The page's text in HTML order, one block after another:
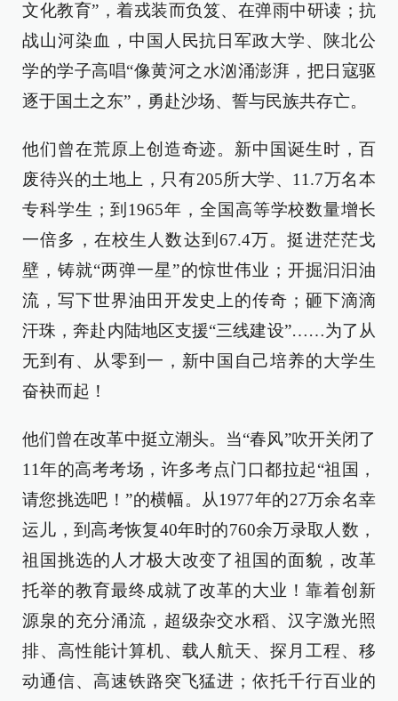
文化教育”，着戎装而负笈、在弹雨中研读；抗
战山河染血，中国人民抗日军政大学、陕北公
学的学子高唱“像黄河之水汹涌澎湃，把日寇驱
逐于国土之东”，勇赴沙场、誓与民族共存亡。
他们曾在荒原上创造奇迹。新中国诞生时，百
废待兴的土地上，只有205所大学、11.7万名本
专科学生；到1965年，全国高等学校数量增长
一倍多，在校生人数达到67.4万。挺进茫茫戈
壁，铸就“两弹一星”的惊世伟业；开掘汩汩油
流，写下世界油田开发史上的传奇；砸下滴滴
汗珠，奔赴内陆地区支援“三线建设”……为了从
无到有、从零到一，新中国自己培养的大学生
奋袂而起！
他们曾在改革中挺立潮头。当“春风”吹开关闭了
11年的高考考场，许多考点门口都拉起“祖国，
请您挑选吧！”的横幅。从1977年的27万余名幸
运儿，到高考恢复40年时的760余万录取人数，
祖国挑选的人才极大改变了祖国的面貌，改革
托举的教育最终成就了改革的大业！靠着创新
源泉的充分涌流，超级杂交水稻、汉字激光照
排、高性能计算机、载人航天、探月工程、移
动通信、高速铁路突飞猛进；依托千行百业的